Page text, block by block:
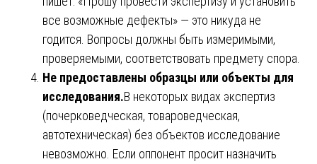
все возможные дефекты» — это никуда не
годится. Вопросы должны быть измеримыми,
проверяемыми, соответствовать предмету спора.
Не предоставлены образцы или объекты для
исследования.В некоторых видах экспертиз
(почерковедческая, товароведческая,
автотехническая) без объектов исследование
невозможно. Если оппонент просит назначить